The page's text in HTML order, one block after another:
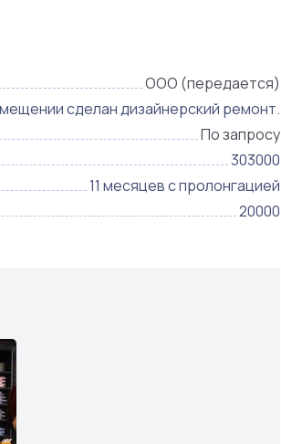
ООО (передается)
сделан дизайнерский ремонт.
По запросу
303000
11 месяцев с пролонгацией
20000